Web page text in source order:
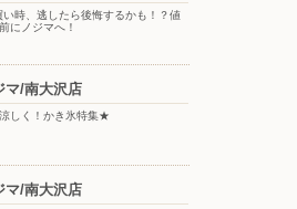
い時、逃したら後悔するかも！？値
前にノジマへ！
マ/南大沢店
しく！かき氷特集★
マ/南大沢店